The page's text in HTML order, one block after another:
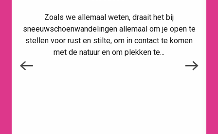
Zoals we allemaal weten, draait het bij
sneeuwschoenwandelingen allemaal om je open te
stellen voor rust en stilte, om in contact te komen
met de natuur en om plekken te...